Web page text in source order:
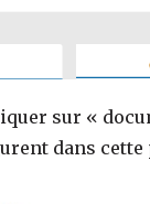
sur «
dans cette